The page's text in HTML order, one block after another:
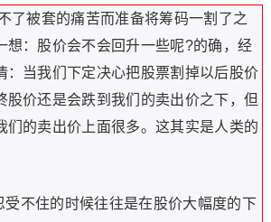
了被套的痛苦而准备将筹码一割了之
想：股价会不会回升一些呢?的确，经
：当我们下定决心把股票割掉以后股价
股价还是会跌到我们的卖出价之下，但
们的卖出价上面很多。这其实是人类的
不住的时候往往是在股价大幅度的下